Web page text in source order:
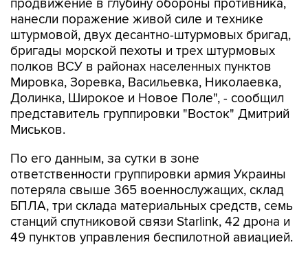
продвижение в глубину обороны противника,
нанесли поражение живой силе и технике
штурмовой, двух десантно-штурмовых бригад,
бригады морской пехоты и трех штурмовых
полков ВСУ в районах населенных пунктов
Мировка, Зоревка, Васильевка, Николаевка,
Долинка, Широкое и Новое Поле", - сообщил
представитель группировки "Восток" Дмитрий
Миськов.
По его данным, за сутки в зоне
ответственности группировки армия Украины
потеряла свыше 365 военнослужащих, склад
БПЛА, три склада материальных средств, семь
станций спутниковой связи Starlink, 42 дрона и
49 пунктов управления беспилотной авиацией.